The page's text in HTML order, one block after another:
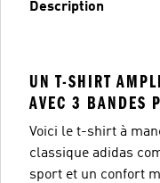
Description
UN T-SHIRT
AVEC 3 BANDES
Voici le t-shirt à
classique adidas
sport et un confort